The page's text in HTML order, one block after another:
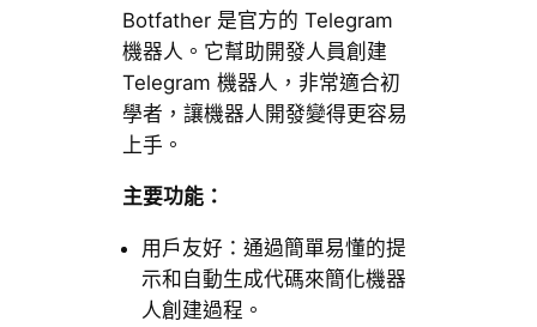
Botfather 是官方的 Telegram
機器人。它幫助開發人員創建
Telegram 機器人，非常適合初
學者，讓機器人開發變得更容易
上手。
主要功能：
用戶友好：通過簡單易懂的提
示和自動生成代碼來簡化機器
人創建過程。